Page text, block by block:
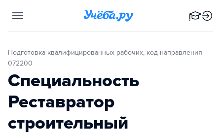
Подготовка квалифицированных рабочих, код направления
072200
Специальность
Реставратор
строительный